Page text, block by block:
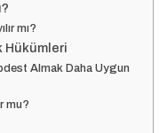
mı?
Hükümleri
Almak Daha Uygun
mu?